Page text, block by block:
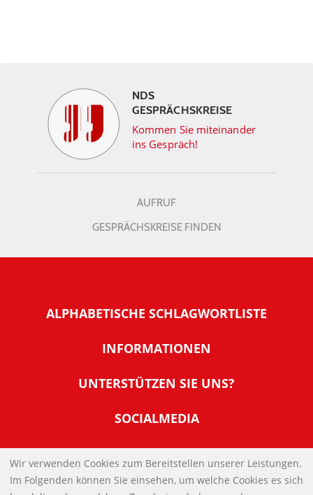
NDS
GESPRÄCHSKREISE
Kommen Sie miteinander
ins Gespräch!
AUFRUF
GESPRÄCHSKREISE FINDEN
ALPHABETISCHE SCHLAGWORTLISTE
INFORMATIONEN
Warum NachDenkSeiten
Tipps zur Nutzung der NachDenkSeiten
Banner und E-Mail-Signaturen
Links
UNTERSTÜTZEN SIE UNS?
Werden Sie Fördermitglied
Spenden Sie Online
SOCIALMEDIA
IMPRESSUM
DATENSCHUTZERKLÄRUNG
Wir verwenden Cookies zum Bereitstellen unserer Leistungen.
Im Folgenden können Sie einsehen, um welche Cookies es sich